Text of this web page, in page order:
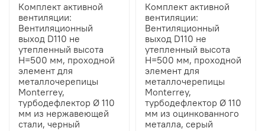
Комплект активной
вентиляции:
Вентиляционный
выход D110 не
утепленный высота
H=500 мм, проходной
элемент для
металлочерепицы
Monterrey,
турбодефлектор Ø 110
мм из нержавеющей
стали, черный
Комплект активной
вентиляции:
Вентиляционный
выход D110 не
утепленный высота
H=500 мм, проходной
элемент для
металлочерепицы
Monterrey,
турбодефлектор Ø 110
мм из оцинкованного
металла, серый